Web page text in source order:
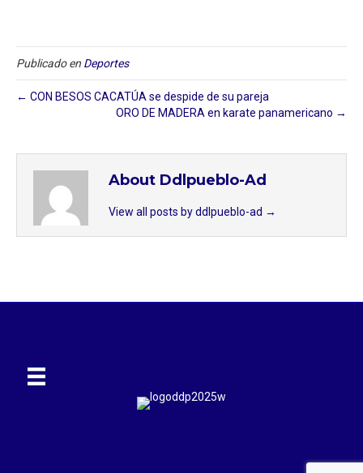
Publicado en Deportes
← CON BESOS CACATÚA se despide de su pareja
ORO DE MADERA en karate panamericano →
About Ddlpueblo-Ad
View all posts by ddlpueblo-ad →